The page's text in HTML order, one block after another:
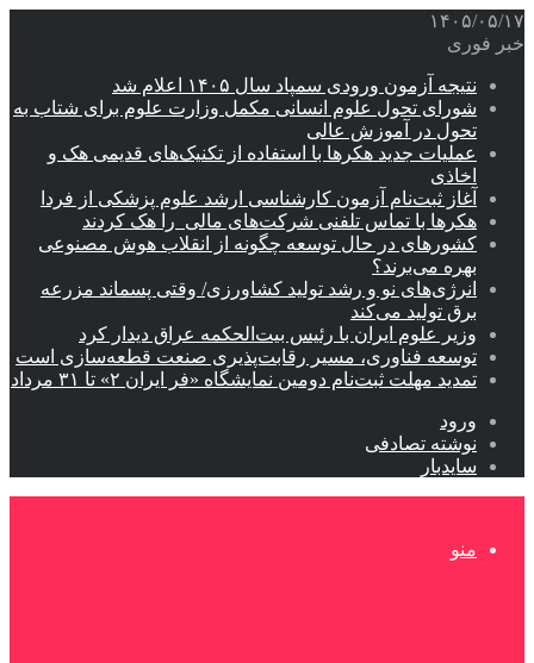
۱۴۰۵/۰۵/۱۷
خبر فوری
نتیجه آزمون ورودی سمپاد سال ۱۴۰۵ اعلام شد
شورای تحول علوم انسانی مکمل وزارت علوم برای شتاب به
تحول در آموزش عالی
عملیات جدید هکرها با استفاده از تکنیک‌های قدیمی هک و
اخاذی
آغاز ثبت‌نام‌ آزمون کارشناسی ارشد علوم پزشکی از فردا
هکرها با تماس تلفنی شرکت‌های مالی را هک کردند
کشورهای در حال توسعه چگونه از انقلاب هوش مصنوعی
بهره می‌برند؟
انرژی‌های نو و رشد تولید کشاورزی/ وقتی پسماند مزرعه‌
برق تولید می‌کند
وزیر علوم ایران با رئیس بیت‌الحکمه عراق دیدار کرد
توسعه فناوری، مسیر رقابت‌پذیری صنعت قطعه‌سازی است
تمدید مهلت ثبت‌نام دومین نمایشگاه «فر ایران ۲» تا ۳۱ مرداد
ورود
نوشته تصادفی
سایدبار
منو